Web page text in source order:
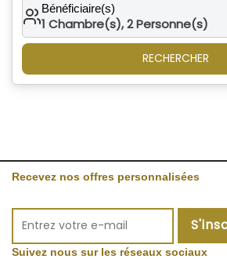
Bénéficiaire(s)
1 Chambre(s),2Personne(s)
RECHERCHER
Recevez nos offres personnalisées
Suivez nous sur les réseaux sociaux